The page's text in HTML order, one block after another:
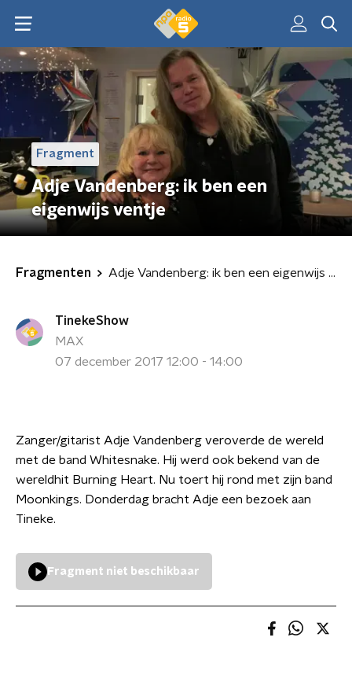
Fragment
Adje Vandenberg: ik ben een
eigenwijs ventje
Fragmenten Adje Vandenberg: ik ben een eigenwijs ventje
TinekeShow
MAX
07 december 2017 12:00 - 14:00
Zanger/gitarist Adje Vandenberg veroverde de wereld
met de band Whitesnake. Hij werd ook bekend van de
wereldhit Burning Heart. Nu toert hij rond met zijn band
Moonkings. Donderdag bracht Adje een bezoek aan
Tineke.
Fragment niet beschikbaar